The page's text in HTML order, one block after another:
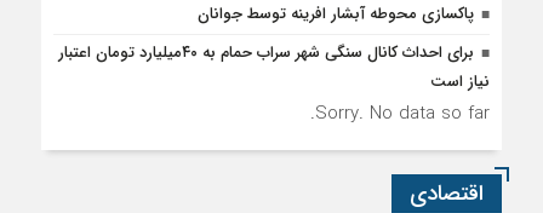
پاکسازی محوطه آبشار افرینه توسط جوانان
برای احداث کانال سنگی شهر سراب حمام به ۴۰میلیارد تومان اعتبار
نیاز است
Sorry. No data so far.
اقتصادی